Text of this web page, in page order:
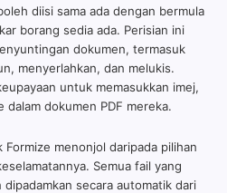
diisi sama ada dengan bermula
borang sedia ada. Perisian ini
dokumen, termasuk
menyerlahkan, dan melukis.
untuk memasukkan imej,
dokumen PDF mereka.
menonjol daripada pilihan
Semua fail yang
secara automatik dari